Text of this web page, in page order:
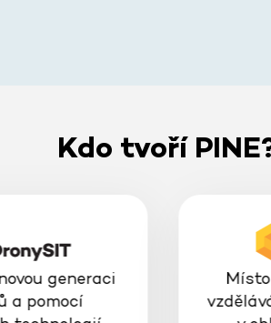
Kdo tvoří
generaci
a pomocí